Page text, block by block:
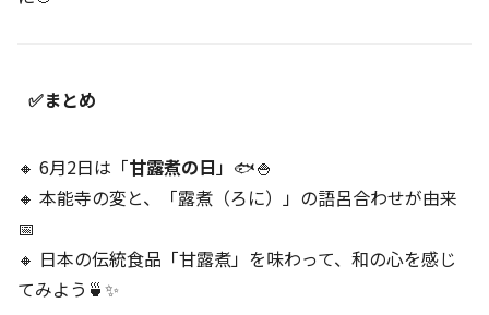
✅まとめ
🔸 6月2日は「甘露煮の日」🐟🍚
🔸 本能寺の変と、「露煮（ろに）」の語呂合わせが由来
📅
🔸 日本の伝統食品「甘露煮」を味わって、和の心を感じ
てみよう🍵✨